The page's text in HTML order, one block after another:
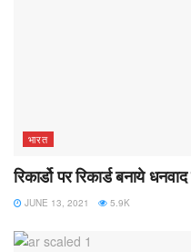
भारत
रिकार्डो पर रिकार्ड बनाये
JUNE 13, 2021 5.9K